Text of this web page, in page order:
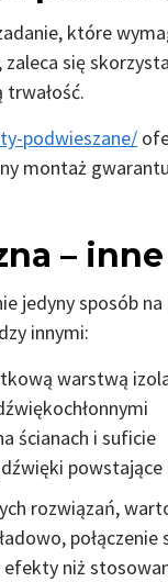
które
się
trwałość.
podwieszane/
montaż
–
jedyny sposób
innymi:
warstwą
ścianach i suficie
rozwiązań,
niż